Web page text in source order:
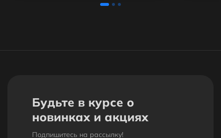
Будьте в курсе о
новинках и акциях
Подпишитесь на рассылкy!